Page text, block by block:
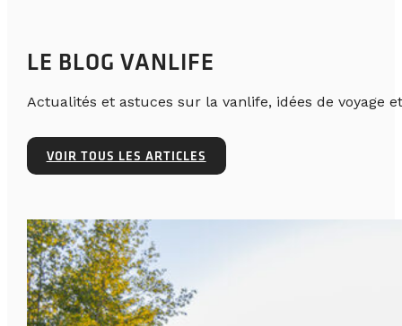
LE BLOG VANLIFE
Actualités et astuces sur la vanlife, idées de voyage
VOIR TOUS LES ARTICLES